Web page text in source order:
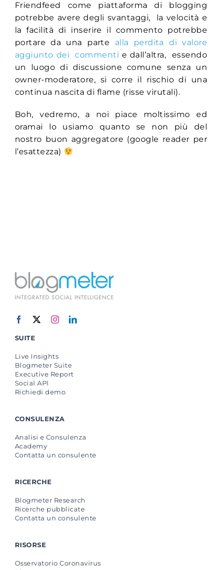
Friendfeed come piattaforma di blogging
potrebbe avere degli svantaggi, la velocità e
la facilità di inserire il commento potrebbe
portare da una parte alla perdita di valore
aggiunto dei commenti e dall’altra, essendo
un luogo di discussione comune senza un
owner-moderatore, si corre il rischio di una
continua nascita di flame (risse virutali).
Boh, vedremo, a noi piace moltissimo ed
oramai lo usiamo quanto se non più del
nostro buon aggregatore (google reader per
l’esattezza)
SUITE
Live Insights
Blogmeter Suite
Executive Report
Social API
Richiedi demo
CONSULENZA
Analisi e Consulenza
Academy
Contatta un consulente
RICERCHE
Blogmeter Research
Ricerche pubblicate
Contatta un consulente
RISORSE
Osservatorio Coronavirus